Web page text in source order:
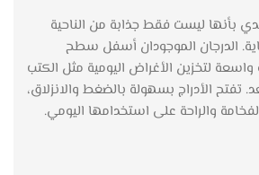
بأنها ليست فقط جذابة من الناحية
الدرجان الموجودان أسفل سطح
لتخزين الأغراض اليومية مثل الكتب
تفتح الأدراج بسهولة بالضغط والانزلاق،
والراحة على استخدامها اليومي.